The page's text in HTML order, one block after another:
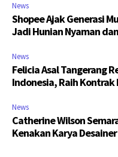
News
Shopee Ajak Generasi
Jadi Hunian Nyaman
News
Felicia Asal Tangerang
Indonesia, Raih
News
Catherine Wilson
Kenakan Karya